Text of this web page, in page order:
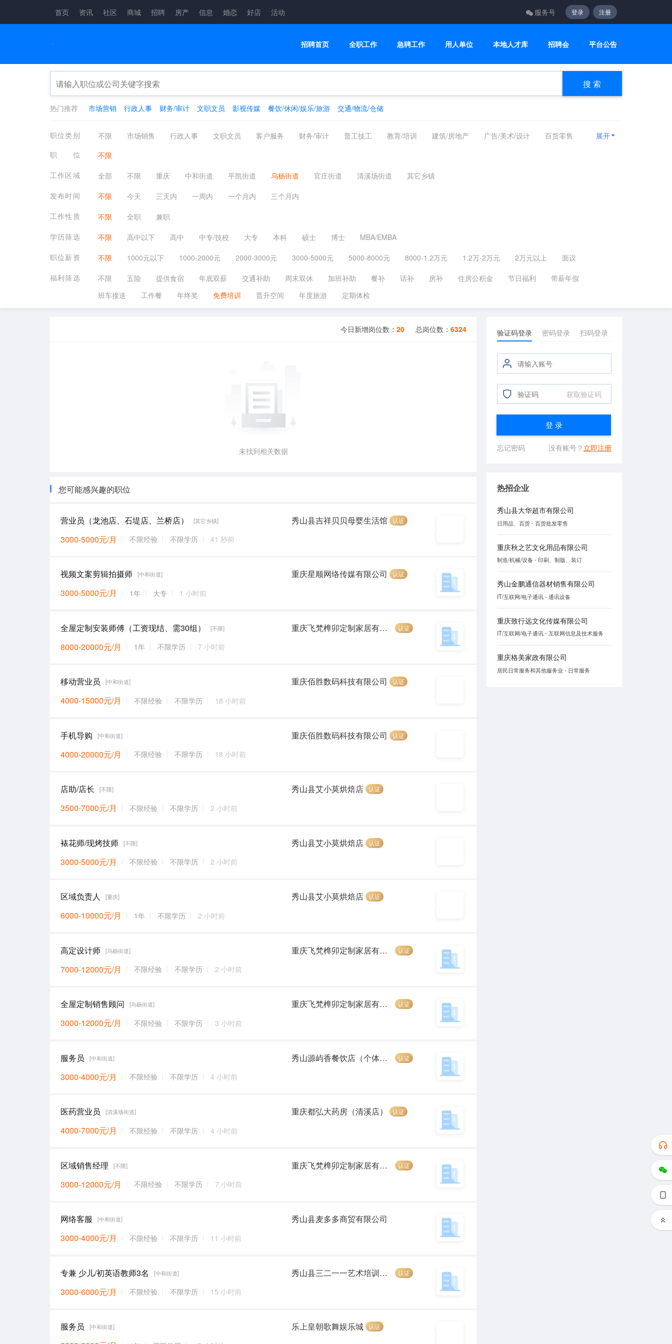
首页 资讯 社区 商城 招聘 房产 信息 婚恋 好店 活动 服务号 登录 注册
招聘首页 全职工作 急聘工作 用人单位 本地人才库 招聘会 平台公告
搜 索
热门推荐 市场营销 行政人事 财务/审计 文职文员 影视传媒 餐饮/休闲/娱乐/旅游 交通/物流/仓储
职位类别 不限 市场销售 行政人事 文职文员 客户服务 财务/审计 普工技工 教育/培训 建筑/房地产 广告/美术/设计
百货零售
生产制造
展开
职位
不限
工作区域
全部 不限 重庆 中和街道 平凯街道 乌杨街道 官庄街道 清溪场街道
其它乡镇
发布时间
不限 今天 三天内 一周内 一个月内
三个月内
工作性质
不限 全职
兼职
学历筛选
不限 高中以下 高中 中专/技校 大专 本科 硕士 博士
MBA/EMBA
职位薪资
不限 1000元以下 1000-2000元 2000-3000元 3000-5000元 5000-8000元 8000-1.2万元 1.2万-2万元 2万元以上
面议
福利筛选
不限 五险 提供食宿 年底双薪 交通补助 周末双休 加班补助 餐补 话补 房补 住房公积金 节日福利
带薪年假
班车接送
工作餐 年终奖 免费培训 晋升空间 年度旅游 定期体检
今日新增岗位数：20 总岗位数：6324
未找到相关数据
您可能感兴趣的职位
营业员（龙池店、石堤店、兰桥店） [其它乡镇]
3000-5000元/月 不限经验 不限学历 41 秒前
秀山县吉祥贝贝母婴生活馆 认证
视频文案剪辑拍摄师 [中和街道]
3000-5000元/月 1年 大专 1 小时前
重庆星顺网络传媒有限公司 认证
全屋定制安装师傅（工资现结、需30组） [不限]
8000-20000元/月 1年 不限学历 7 小时前
重庆飞梵榫卯定制家居有限公司 认证
移动营业员 [中和街道]
4000-15000元/月 不限经验 不限学历 18 小时前
重庆佰胜数码科技有限公司 认证
手机导购 [中和街道]
4000-20000元/月 不限经验 不限学历 18 小时前
重庆佰胜数码科技有限公司 认证
店助/店长 [不限]
3500-7000元/月 不限经验 不限学历 2 小时前
秀山县艾小莫烘焙店 认证
裱花师/现烤技师 [不限]
3000-5000元/月 不限经验 不限学历 2 小时前
秀山县艾小莫烘焙店 认证
区域负责人 [重庆]
6000-10000元/月 1年 不限学历 2 小时前
秀山县艾小莫烘焙店 认证
高定设计师 [乌杨街道]
7000-12000元/月 不限经验 不限学历 2 小时前
重庆飞梵榫卯定制家居有限公司 认证
全屋定制销售顾问 [乌杨街道]
3000-12000元/月 不限经验 不限学历 3 小时前
重庆飞梵榫卯定制家居有限公司 认证
服务员 [中和街道]
3000-4000元/月 不限经验 不限学历 4 小时前
秀山源屿香餐饮店（个体工商户） 认证
医药营业员 [清溪场街道]
4000-7000元/月 不限经验 不限学历 4 小时前
重庆都弘大药房（清溪店） 认证
区域销售经理 [不限]
3000-12000元/月 不限经验 不限学历 7 小时前
重庆飞梵榫卯定制家居有限公司 认证
网络客服 [中和街道]
3000-4000元/月 不限经验 不限学历 11 小时前
秀山县麦多多商贸有限公司
专兼 少儿/初英语教师3名 [中和街道]
3000-6000元/月 不限经验 不限学历 15 小时前
秀山县三二一一艺术培训有限公司 认证
服务员 [中和街道] 乐上皇朝歌舞娱乐城 认证
验证码登录 密码登录 扫码登录
获取验证码
登 录
忘记密码 没有账号？ 立即注册
热招企业
秀山县大华超市有限公司
日用品、百货 - 百货批发零售
重庆秋之艺文化用品有限公司
制造/机械/设备 - 印刷、制版、装订
秀山金鹏通信器材销售有限公司
IT/互联网/电子通讯 - 通讯设备
重庆致行远文化传媒有限公司
IT/互联网/电子通讯 - 互联网信息及技术服务
重庆格美家政有限公司
居民日常服务和其他服务业 - 日常服务